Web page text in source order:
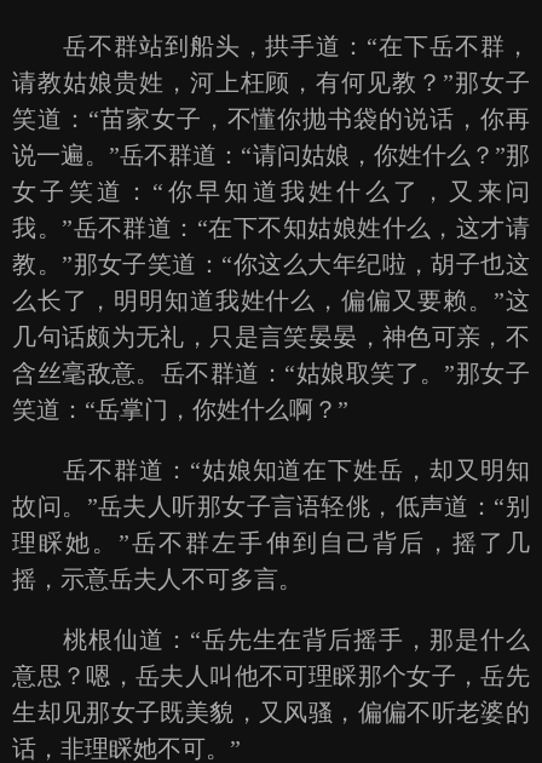
岳不群站到船头，拱手道：“在下岳不群，
请教姑娘贵姓，河上枉顾，有何见教？”那女子
笑道：“苗家女子，不懂你抛书袋的说话，你再
说一遍。”岳不群道：“请问姑娘，你姓什么？”那
女子笑道：“你早知道我姓什么了，又来问
我。”岳不群道：“在下不知姑娘姓什么，这才请
教。”那女子笑道：“你这么大年纪啦，胡子也这
么长了，明明知道我姓什么，偏偏又要赖。”这
几句话颇为无礼，只是言笑晏晏，神色可亲，不
含丝毫敌意。岳不群道：“姑娘取笑了。”那女子
笑道：“岳掌门，你姓什么啊？”
岳不群道：“姑娘知道在下姓岳，却又明知
故问。”岳夫人听那女子言语轻佻，低声道：“别
理睬她。”岳不群左手伸到自己背后，摇了几
摇，示意岳夫人不可多言。
桃根仙道：“岳先生在背后摇手，那是什么
意思？嗯，岳夫人叫他不可理睬那个女子，岳先
生却见那女子既美貌，又风骚，偏偏不听老婆的
话，非理睬她不可。”